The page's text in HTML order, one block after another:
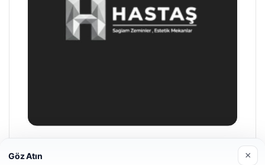
Enes Kaplan Avukatlık Bürosu
Göz Atın ×